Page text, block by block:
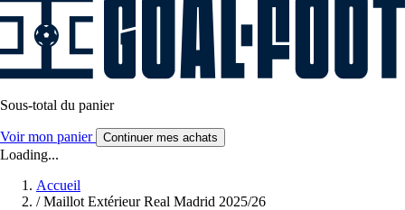
Sous-total du panier
Voir mon panier Continuer mes achats
Loading...
Accueil
/ Maillot Extérieur Real Madrid 2025/26